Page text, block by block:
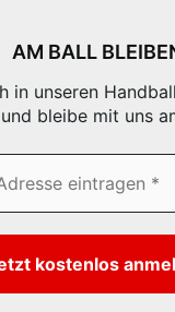
AM BALL
in unseren
bleibe mit uns